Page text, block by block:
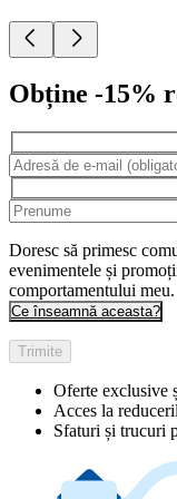
Obține -15%
Doresc să primesc
evenimentele și
comportamentului
Ce înseamnă aceasta?
Trimite
Oferte exclusive
Acces la
Sfaturi și trucuri